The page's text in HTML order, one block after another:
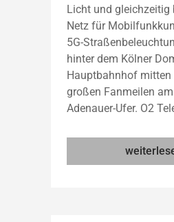
Licht und gleichzeitig
Netz für
5G-
hinter dem Kölner
Hauptbahnhof mitten
großen Fanmeilen
Adenauer-Ufer. O2